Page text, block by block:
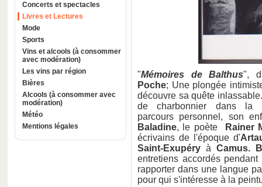
Concerts et spectacles
Livres et Lectures
Mode
Sports
Vins et alcools (à consommer
avec modération)
Les vins par région
Bières
Alcools (à consommer avec
modération)
Météo
Mentions légales
"Mémoires de Balthus",
Poche; Une plongée
découvre sa quête
de charbonnier dans
parcours personnel, son
Baladine, le poète
Rainer
écrivains de l'époque d'
Saint-Exupéry àCamus.
entretiens accordés
rapporter dans une langue
pour qui s'intéresse à la